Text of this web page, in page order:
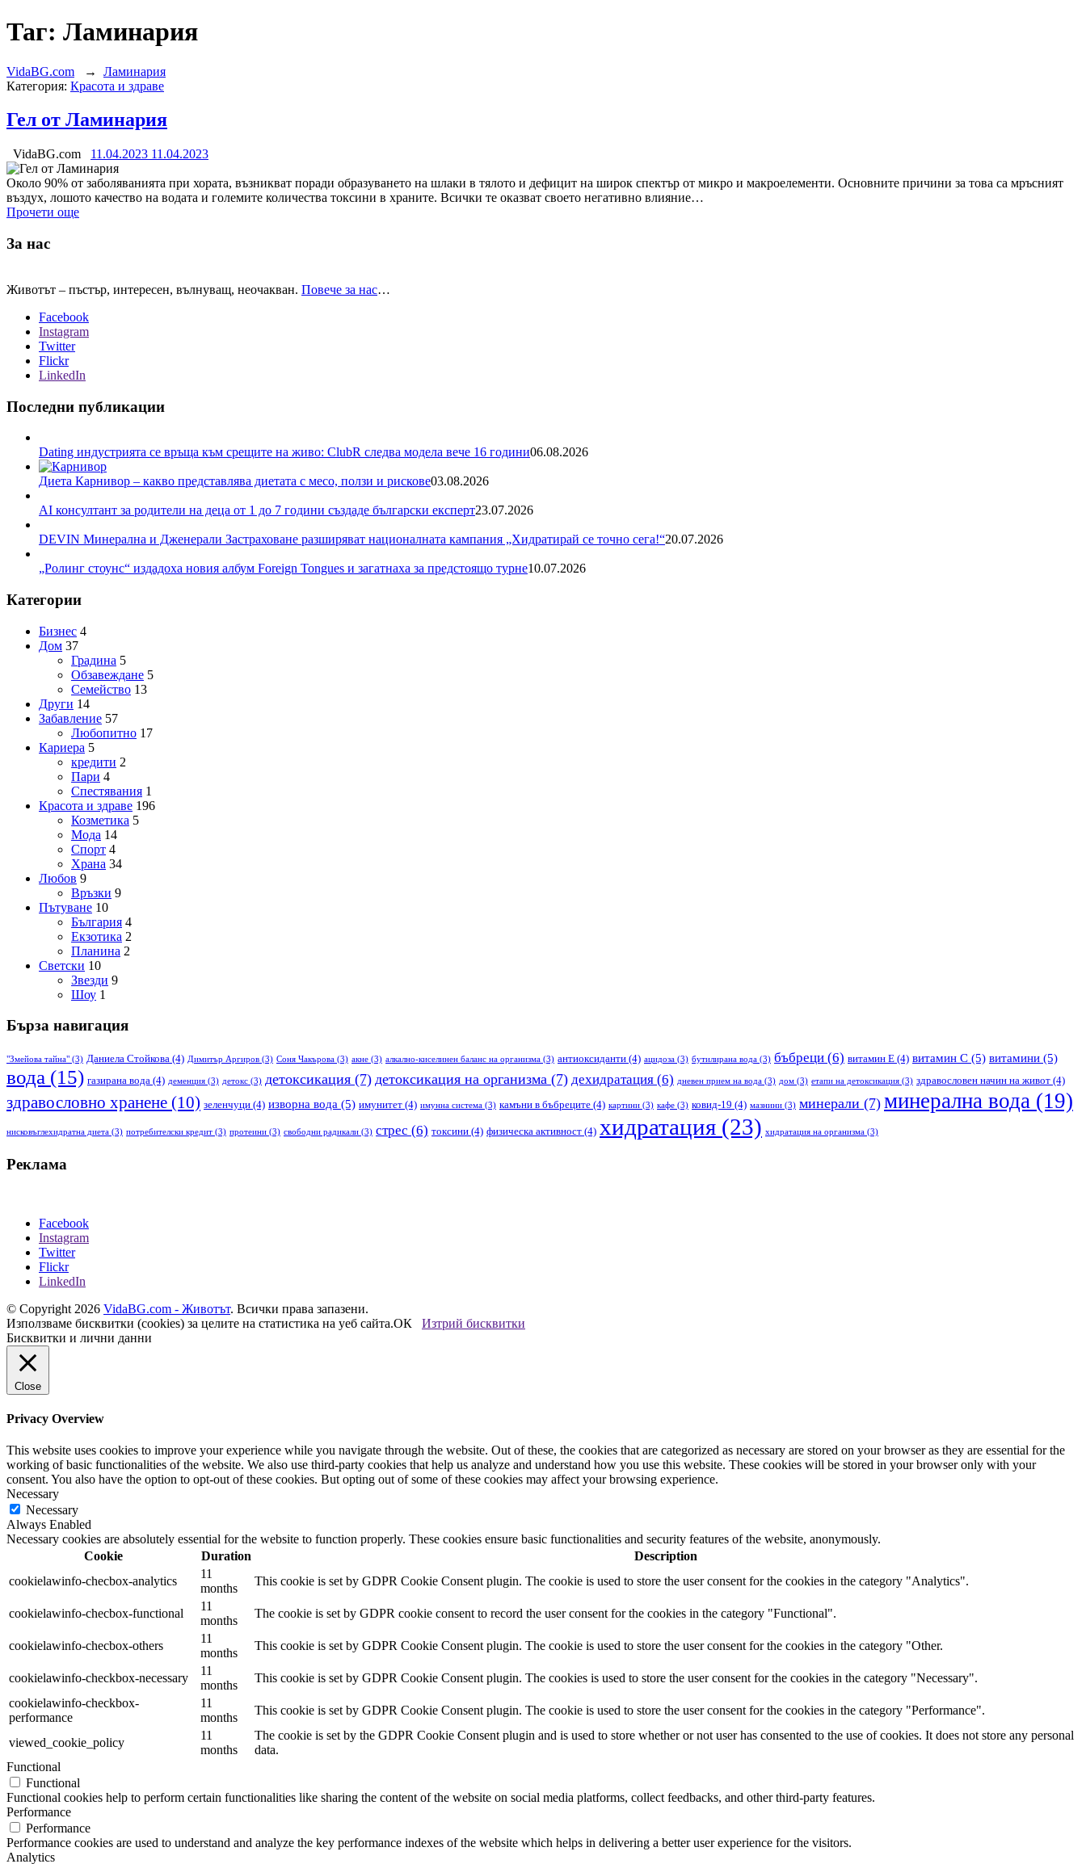
Таг: Ламинария
VidaBG.com → Ламинария
Категория: Красота и здраве
Гел от Ламинария
VidaBG.com 11.04.2023 11.04.2023
Около 90% от заболяванията при хората, възникват поради образуването на шлаки в тялото и дефицит на широк спектър от микро и макроелементи. Основните причини за това са мръсният
въздух, лошото качество на водата и големите количества токсини в храните. Всички те оказват своето негативно влияние…
Прочети още
За нас
Животът – пъстър, интересен, вълнуващ, неочакван. Повече за нас…
Facebook
Instagram
Twitter
Flickr
LinkedIn
Последни публикации
Dating индустрията се връща към срещите на живо: ClubR следва модела вече 16 години06.08.2026
Диета Карнивор – какво представлява диетата с месо, ползи и рискове03.08.2026
AI консултант за родители на деца от 1 до 7 години създаде български експерт23.07.2026
DEVIN Минерална и Дженерали Застраховане разширяват националната кампания „Хидратирай се точно сега!“20.07.2026
„Ролинг стоунс“ издадоха новия албум Foreign Tongues и загатнаха за предстоящо турне10.07.2026
Категории
Бизнес 4
Дом 37
Градина 5
Обзавеждане 5
Семейство 13
Други 14
Забавление 57
Любопитно 17
Кариера 5
кредити 2
Пари 4
Спестявания 1
Красота и здраве 196
Козметика 5
Мода 14
Спорт 4
Храна 34
Любов 9
Връзки 9
Пътуване 10
България 4
Екзотика 2
Планина 2
Светски 10
Звезди 9
Шоу 1
Бърза навигация
"Змейова тайна" (3) Даниела Стойкова (4) Димитър Аргиров (3) Соня Чакърова (3) акне (3) алкално-киселинен баланс на организма (3) антиоксиданти (4) ацидоза (3) бутилирана вода (3) бъбреци (6) витамин Е (4) витамин С (5) витамини (5)
вода (15) газирана вода (4) деменция (3) детокс (3) детоксикация (7) детоксикация на организма (7) дехидратация (6) дневен прием на вода (3) дом (3) етапи на детоксикация (3) здравословен начин на живот (4)
здравословно хранене (10) зеленчуци (4) изворна вода (5) имунитет (4) имунна система (3) камъни в бъбреците (4) картини (3) кафе (3) ковид-19 (4) мазнини (3) минерали (7) минерална вода (19)
нисковъглехидратна диета (3) потребителски кредит (3) протеини (3) свободни радикали (3) стрес (6) токсини (4) физическа активност (4) хидратация (23) хидратация на организма (3)
Реклама
Facebook
Instagram
Twitter
Flickr
LinkedIn
© Copyright 2026 VidaBG.com - Животът. Всички права запазени.
Използваме бисквитки (cookies) за целите на статистика на уеб сайта.ОК
Изтрий бисквитки
Бисквитки и лични данни
Close
Privacy Overview
This website uses cookies to improve your experience while you navigate through the website. Out of these, the cookies that are categorized as necessary are stored on your browser as they are essential for the
working of basic functionalities of the website. We also use third-party cookies that help us analyze and understand how you use this website. These cookies will be stored in your browser only with your
consent. You also have the option to opt-out of these cookies. But opting out of some of these cookies may affect your browsing experience.
Necessary
Necessary
Always Enabled
Necessary cookies are absolutely essential for the website to function properly. These cookies ensure basic functionalities and security features of the website, anonymously.
Cookie
Duration
Description
cookielawinfo-checbox-analytics
11
months
This cookie is set by GDPR Cookie Consent plugin. The cookie is used to store the user consent for the cookies in the category "Analytics".
cookielawinfo-checbox-functional
11
months
The cookie is set by GDPR cookie consent to record the user consent for the cookies in the category "Functional".
cookielawinfo-checbox-others
11
months
This cookie is set by GDPR Cookie Consent plugin. The cookie is used to store the user consent for the cookies in the category "Other.
cookielawinfo-checkbox-necessary
11
months
This cookie is set by GDPR Cookie Consent plugin. The cookies is used to store the user consent for the cookies in the category "Necessary".
cookielawinfo-checkbox-
performance
11
months
This cookie is set by GDPR Cookie Consent plugin. The cookie is used to store the user consent for the cookies in the category "Performance".
viewed_cookie_policy
11
months
The cookie is set by the GDPR Cookie Consent plugin and is used to store whether or not user has consented to the use of cookies. It does not store any personal
data.
Functional
Functional
Functional cookies help to perform certain functionalities like sharing the content of the website on social media platforms, collect feedbacks, and other third-party features.
Performance
Performance
Performance cookies are used to understand and analyze the key performance indexes of the website which helps in delivering a better user experience for the visitors.
Analytics